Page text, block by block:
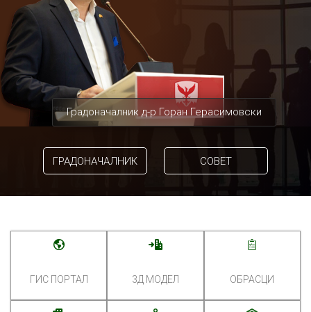
Градоначалник д-р Горан Герасимовски
ГРАДОНАЧАЛНИК СОВЕТ
ГИС ПОРТАЛ 3Д МОДЕЛ ОБРАСЦИ